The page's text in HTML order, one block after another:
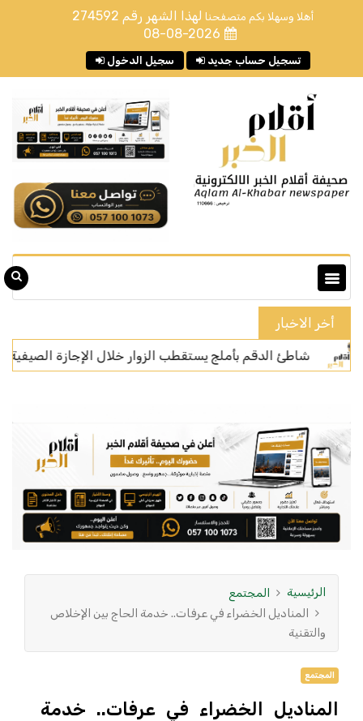
أهلا وسهلا بكم متصفحنا لهذا الشهر رقم 274592
08-08-2026
سجيل الدخول تسجيل حساب جديد
أخر الاخبار
الدقم بأملج يستقطب الزوار خلال الإجازة الصيفية
الرئيسية
المجتمع
المناديل الخضراء في عرفات.. خدمة الحاج بين الإخلاص
والتقنية
المجتمع
المناديل الخضراء في عرفات.. خدمة